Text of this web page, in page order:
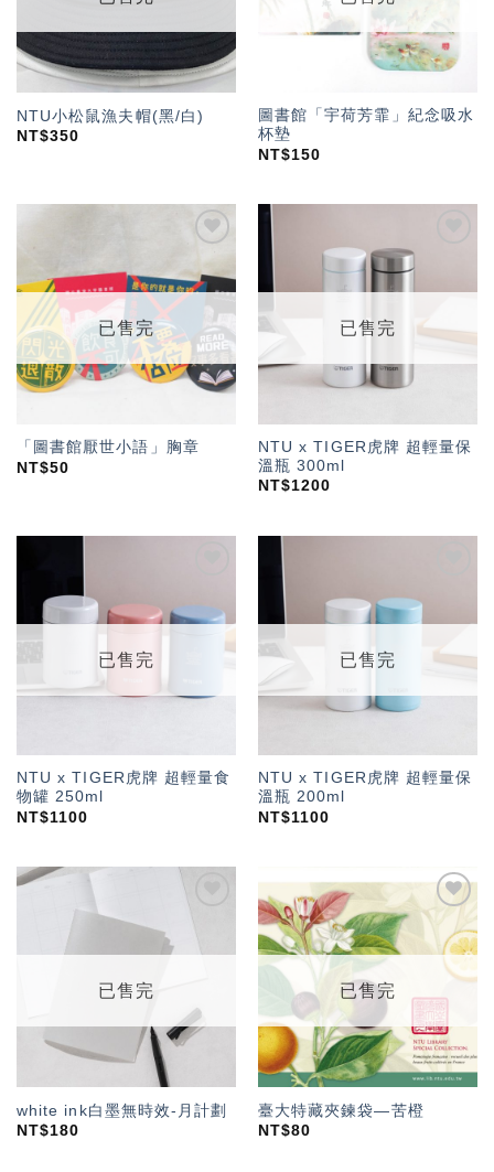
NTU小松鼠漁夫帽(黑/白)
NT$350
圖書館「宇荷芳霏」紀念吸水
杯墊
NT$150
加入
「願
望輕
單」
已售完
「圖書館厭世小語」胸章
NT$50
望輕
已售完
NTU x TIGER虎牌 超輕量保
溫瓶 300ml
NT$1200
「願
望輕
已售完
NTU x TIGER虎牌 超輕量食
物罐 250ml
NT$1100
望輕
已售完
NTU x TIGER虎牌 超輕量保
溫瓶 200ml
NT$1100
望輕
已售完
white ink白墨無時效-月計劃
NT$180
「願
望輕
單」
已售完
臺大特藏夾鍊袋—苦橙
NT$80